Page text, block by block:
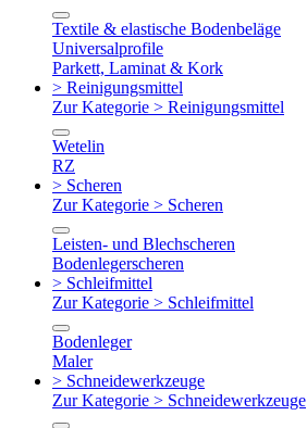
Textile & elastische Bodenbeläge
Universalprofile
Parkett, Laminat & Kork
> Reinigungsmittel
Zur Kategorie > Reinigungsmittel
Wetelin
RZ
> Scheren
Zur Kategorie > Scheren
Leisten- und Blechscheren
Bodenlegerscheren
> Schleifmittel
Zur Kategorie > Schleifmittel
Bodenleger
Maler
> Schneidewerkzeuge
Zur Kategorie > Schneidewerkzeuge